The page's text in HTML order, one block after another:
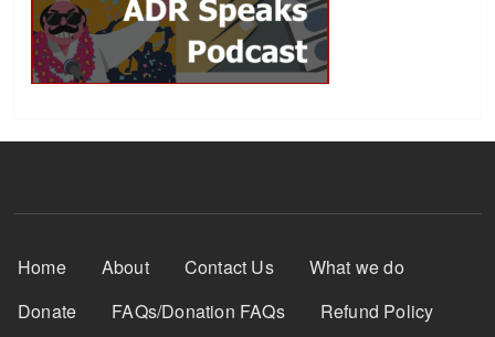
Footer Menu
Home About Contact Us
What we do
Donate
FAQs/Donation FAQs Refund Policy